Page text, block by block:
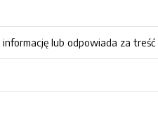
lub odpowiada za treść